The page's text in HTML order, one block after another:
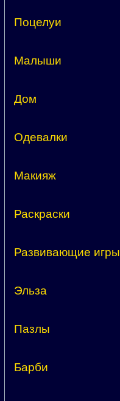
Поцелуи
Малыши
Дом
Одевалки
Макияж
Раскраски
Развивающие игры
Эльза
Пазлы
Барби